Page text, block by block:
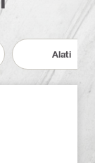
Alati